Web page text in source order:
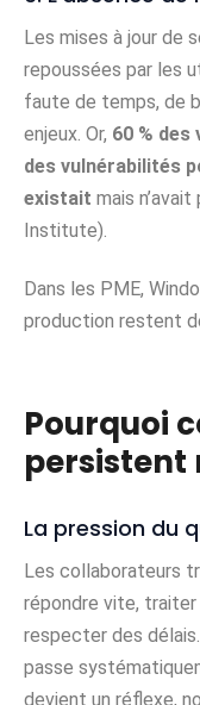
Les mises à jour de
repoussées par les
faute de temps, de
enjeux. Or, 60 %
des vulnérabilités
existait mais
Institute).
Dans les PME,
production restent
Pourquoi
persistent
La pression du
Les collaborateurs
répondre vite, traiter
respecter des
passe
devient un réflexe,